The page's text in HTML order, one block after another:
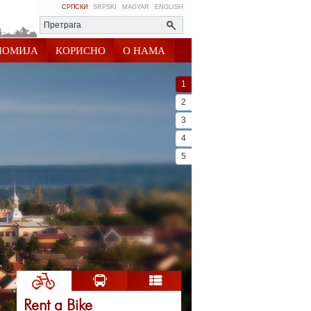
СРПСКИ SRPSKI MAGYAR ENGLISH
КОРИСНО О НАМА
1
2
3
4
5
Rent a Bike